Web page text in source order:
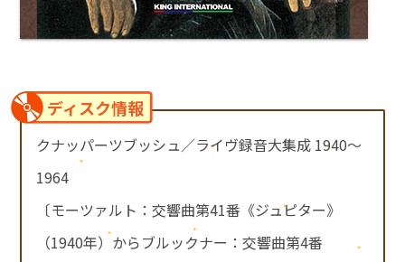
ディスク情報
クナッパーツブッシュ／ライヴ録音大集成 1940～
1964
〔モーツァルト：交響曲第41番《ジュピター》
（1940年）からブルックナー：交響曲第4番